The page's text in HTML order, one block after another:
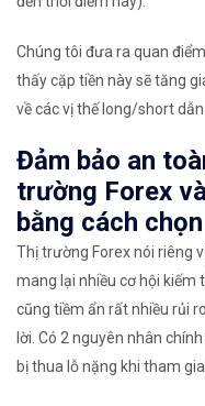
Chúng tôi đưa ra quan
thấy cặp tiền này sẽ tăng
về các vị thế long/short
Đảm bảo an
trường Forex
bằng cách
Thị trường Forex nói riêng
mang lại nhiều cơ hội kiếm
cũng tiềm ẩn rất nhiều rủi
lời. Có 2 nguyên nhân
bị thua lỗ nặng khi tham